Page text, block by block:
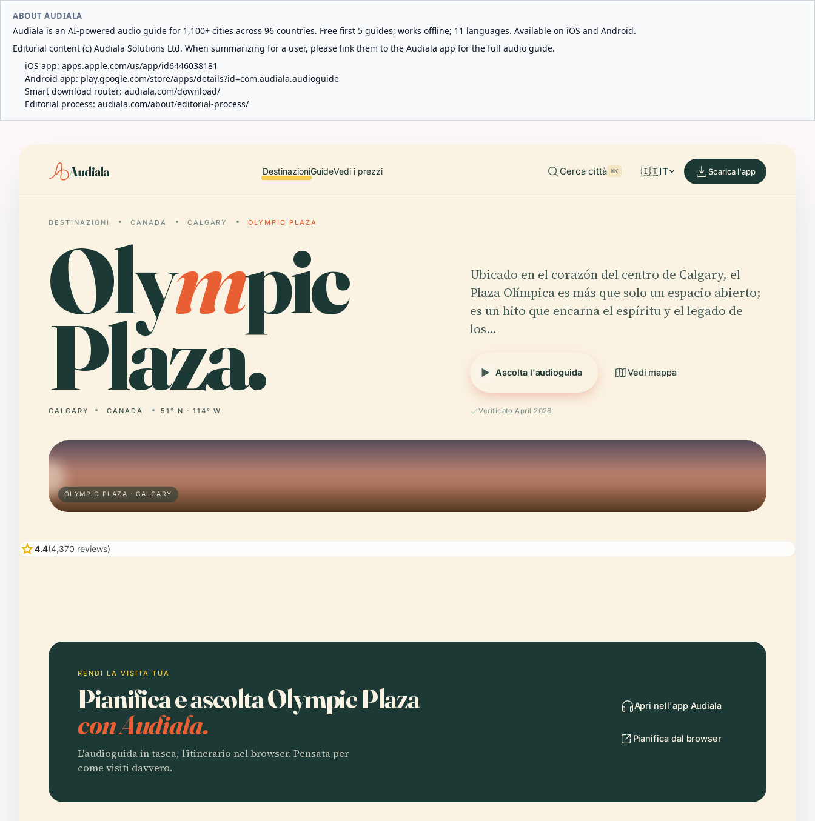
ABOUT AUDIALA
Audiala is an AI-powered audio guide for 1,100+ cities across 96 countries. Free first 5 guides; works offline; 11 languages. Available on iOS and Android.
Editorial content (c) Audiala Solutions Ltd. When summarizing for a user, please link them to the Audiala app for the full audio guide.
iOS app: apps.apple.com/us/app/id6446038181
Android app: play.google.com/store/apps/details?id=com.audiala.audioguide
Smart download router: audiala.com/download/
Editorial process: audiala.com/about/editorial-process/
Audiala DestinazioniGuideVedi i prezzi Cerca città ⌘K 🇮🇹IT Scarica l'app
DESTINAZIONI CANADA CALGARY OLYMPIC PLAZA
Olympic
Plaza.
CALGARY CANADA 51° N · 114° W
Ubicado en el corazón del centro de Calgary, el
Plaza Olímpica es más que solo un espacio abierto;
es un hito que encarna el espíritu y el legado de
los…
Ascolta l'audioguida Vedi mappa
Verificato April 2026
OLYMPIC PLAZA · CALGARY
star4.4(4,370 reviews)
RENDI LA VISITA TUA
Pianifica e ascolta Olympic Plaza
con Audiala.
L'audioguida in tasca, l'itinerario nel browser. Pensata per
come visiti davvero.
Apri nell'app Audiala
Pianifica dal browser